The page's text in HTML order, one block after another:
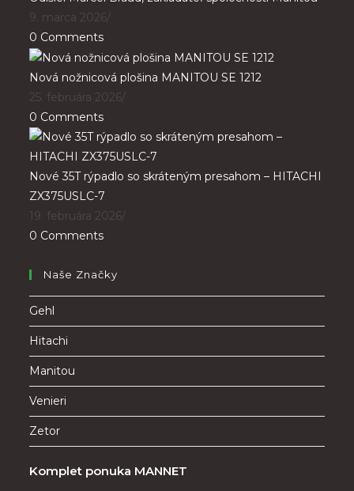
9. marca 2026/
0 Comments
Nová nožnicová plošina MANITOU SE 1212
25. februára 2026/
0 Comments
Nové 35T rýpadlo so skráteným presahom – HITACHI
ZX375USLC-7
19. februára 2026/
0 Comments
Naše Značky
Gehl
Hitachi
Manitou
Venieri
Zetor
Komplet ponuka MANNET